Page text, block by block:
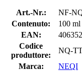
Art.-Nr.:
NF-
Contenuto:
100 ml
EAN:
Codice
produttore:
NQ-
Marca:
NEQI